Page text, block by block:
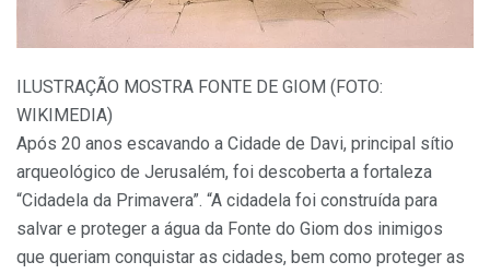
ILUSTRAÇÃO MOSTRA FONTE DE GIOM (FOTO:
WIKIMEDIA)
Após 20 anos escavando a Cidade de Davi, principal sítio
arqueológico de Jerusalém, foi descoberta a fortaleza
“Cidadela da Primavera”. “A cidadela foi construída para
salvar e proteger a água da Fonte do Giom dos inimigos
que queriam conquistar as cidades, bem como proteger as